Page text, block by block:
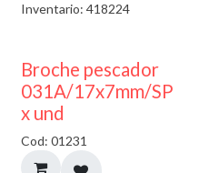
Inventario: 418224
50% DESCUENTO
Broche pescador
031A/17x7mm/SP
x und
Cod: 01231